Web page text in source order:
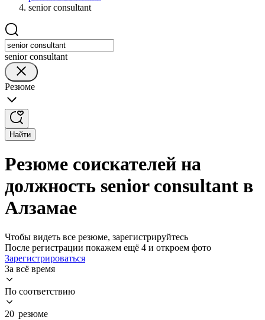
senior consultant
senior consultant
Резюме
Найти
Резюме соискателей на
должность senior consultant в
Алзамае
Чтобы видеть все резюме, зарегистрируйтесь
После регистрации покажем ещё 4 и откроем фото
Зарегистрироваться
За всё время
По соответствию
20 резюме